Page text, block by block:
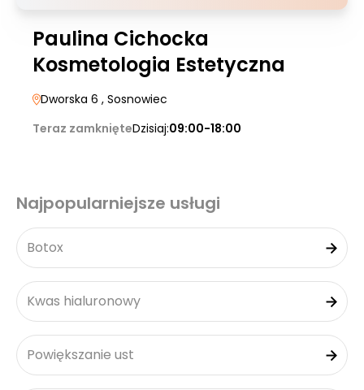
Paulina Cichocka
Kosmetologia Estetyczna
Dworska 6 , Sosnowiec
Teraz zamknięteDzisiaj:09:00-18:00
Najpopularniejsze usługi
Botox
Kwas hialuronowy
Powiększanie ust